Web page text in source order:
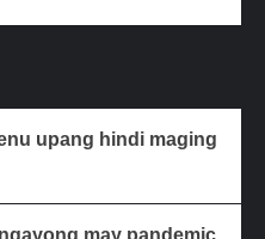
upang hindi maging
may pandemic